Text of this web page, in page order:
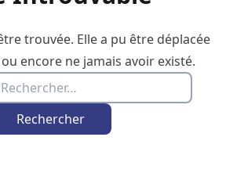
trouvée. Elle a pu être déplacée
encore ne jamais avoir existé.